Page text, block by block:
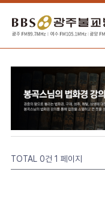
TOTAL 0건 1 페이지